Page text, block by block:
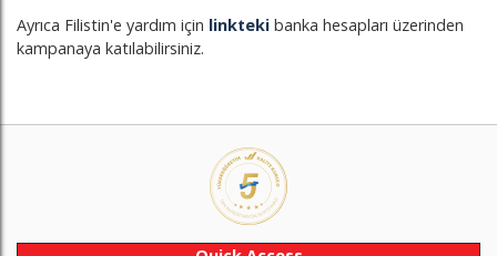
Ayrıca Filistin'e yardım için linkteki banka hesapları üzerinden
kampanaya katılabilirsiniz.